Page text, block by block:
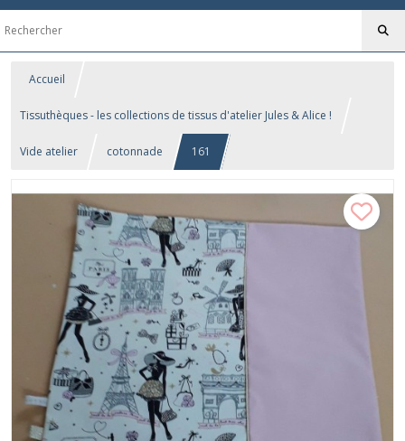
Accueil
Tissuthèques - les collections de tissus d'atelier Jules & Alice !
Vide atelier cotonnade 161